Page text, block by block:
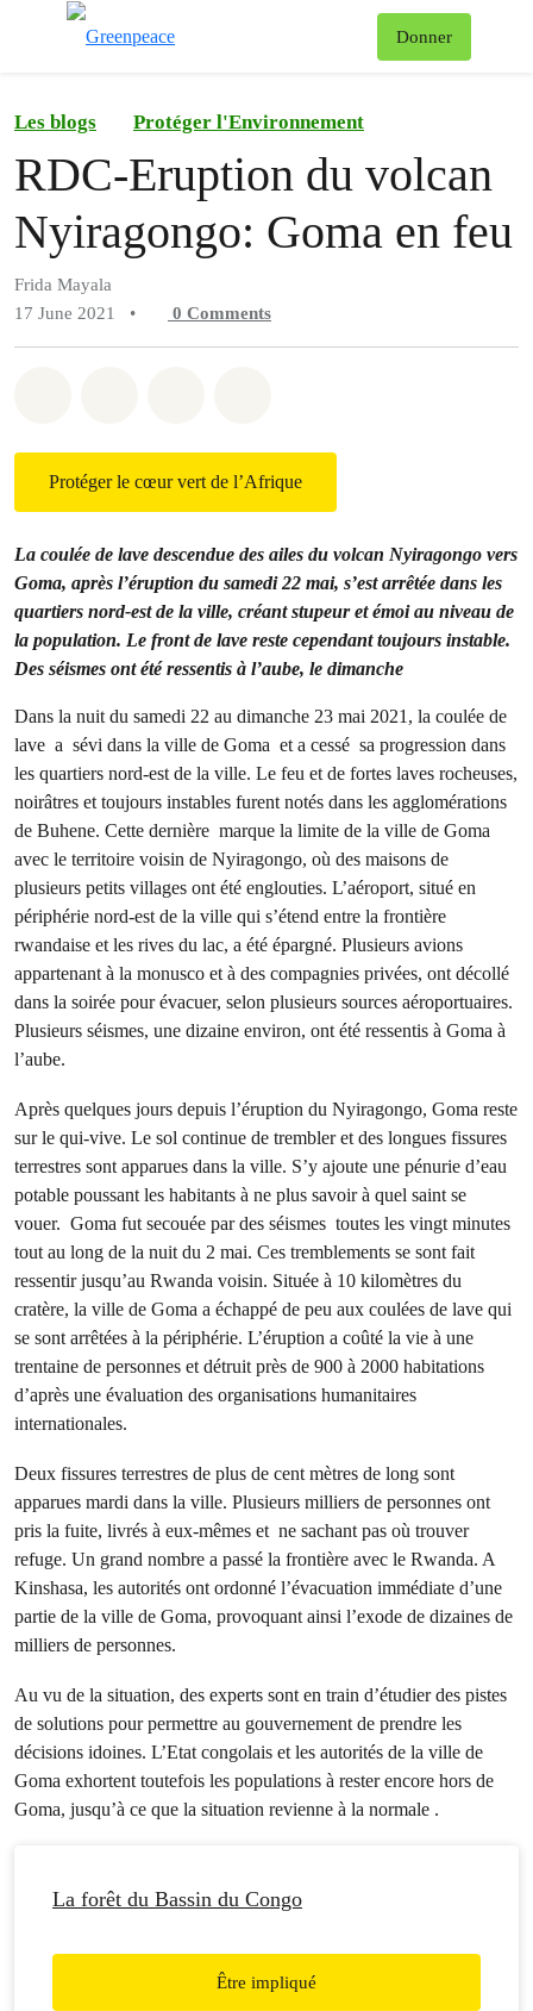
Donner
Les blogs Protéger l'Environnement
RDC-Eruption du volcan
Nyiragongo: Goma en feu
Frida Mayala
17 June 2021
• 0 Comments
Protéger le cœur vert de l’Afrique
La coulée de lave descendue des ailes du volcan Nyiragongo vers
Goma, après l’éruption du samedi 22 mai, s’est arrêtée dans les
quartiers nord-est de la ville, créant stupeur et émoi au niveau de
la population. Le front de lave reste cependant toujours instable.
Des séismes ont été ressentis à l’aube, le dimanche
Dans la nuit du samedi 22 au dimanche 23 mai 2021, la coulée de
lave a sévi dans la ville de Goma et a cessé sa progression dans
les quartiers nord-est de la ville. Le feu et de fortes laves rocheuses,
noirâtres et toujours instables furent notés dans les agglomérations
de Buhene. Cette dernière marque la limite de la ville de Goma
avec le territoire voisin de Nyiragongo, où des maisons de
plusieurs petits villages ont été englouties. L’aéroport, situé en
périphérie nord-est de la ville qui s’étend entre la frontière
rwandaise et les rives du lac, a été épargné. Plusieurs avions
appartenant à la monusco et à des compagnies privées, ont décollé
dans la soirée pour évacuer, selon plusieurs sources aéroportuaires.
Plusieurs séismes, une dizaine environ, ont été ressentis à Goma à
l’aube.
Après quelques jours depuis l’éruption du Nyiragongo, Goma reste
sur le qui-vive. Le sol continue de trembler et des longues fissures
terrestres sont apparues dans la ville. S’y ajoute une pénurie d’eau
potable poussant les habitants à ne plus savoir à quel saint se
vouer. Goma fut secouée par des séismes toutes les vingt minutes
tout au long de la nuit du 2 mai. Ces tremblements se sont fait
ressentir jusqu’au Rwanda voisin. Située à 10 kilomètres du
cratère, la ville de Goma a échappé de peu aux coulées de lave qui
se sont arrêtées à la périphérie. L’éruption a coûté la vie à une
trentaine de personnes et détruit près de 900 à 2000 habitations
d’après une évaluation des organisations humanitaires
internationales.
Deux fissures terrestres de plus de cent mètres de long sont
apparues mardi dans la ville. Plusieurs milliers de personnes ont
pris la fuite, livrés à eux-mêmes et ne sachant pas où trouver
refuge. Un grand nombre a passé la frontière avec le Rwanda. A
Kinshasa, les autorités ont ordonné l’évacuation immédiate d’une
partie de la ville de Goma, provoquant ainsi l’exode de dizaines de
milliers de personnes.
Au vu de la situation, des experts sont en train d’étudier des pistes
de solutions pour permettre au gouvernement de prendre les
décisions idoines. L’Etat congolais et les autorités de la ville de
Goma exhortent toutefois les populations à rester encore hors de
Goma, jusqu’à ce que la situation revienne à la normale .
La forêt du Bassin du Congo
Être impliqué